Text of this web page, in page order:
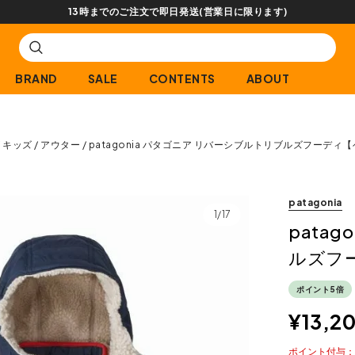
【会員限定】交換送料片道無料サービス
BRAND SALE CONTENTS ABOUT
キッズ アウター patagonia パタゴニア リバーシブルトリブルズフーディ【
1/17
patagonia
ルズフ
ポイント5倍
¥
ポイント